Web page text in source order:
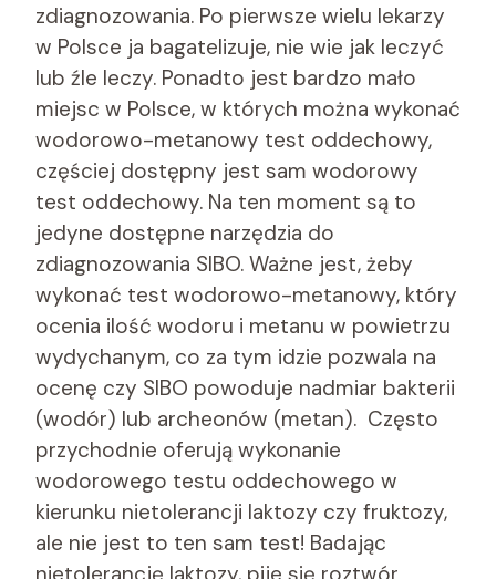
zdiagnozowania. Po pierwsze wielu lekarzy
w Polsce ja bagatelizuje, nie wie jak leczyć
lub źle leczy. Ponadto jest bardzo mało
miejsc w Polsce, w których można wykonać
wodorowo-metanowy test oddechowy,
częściej dostępny jest sam wodorowy
test oddechowy. Na ten moment są to
jedyne dostępne narzędzia do
zdiagnozowania SIBO. Ważne jest, żeby
wykonać test wodorowo-metanowy, który
ocenia ilość wodoru i metanu w powietrzu
wydychanym, co za tym idzie pozwala na
ocenę czy SIBO powoduje nadmiar bakterii
(wodór) lub archeonów (metan). Często
przychodnie oferują wykonanie
wodorowego testu oddechowego w
kierunku nietolerancji laktozy czy fruktozy,
ale nie jest to ten sam test! Badając